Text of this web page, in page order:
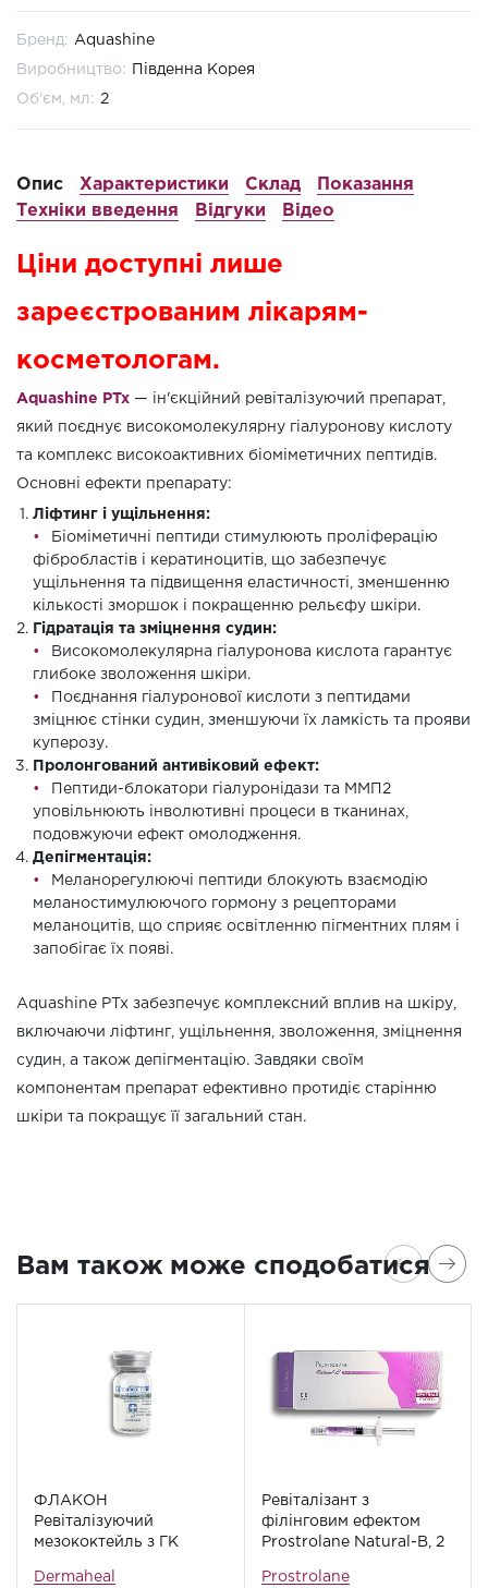
Бренд: Aquashine
Виробництво: Південна Корея
Об'єм, мл: 2
Опис Характеристики Склад
Показання
Техніки введення
Відгуки Відео
Ціни доступні лише
зареєстрованим лікарям-
косметологам.
Aquashine PTx — ін'єкційний ревіталізуючий препарат,
який поєднує високомолекулярну гіалуронову кислоту
та комплекс високоактивних біоміметичних пептидів.
Основні ефекти препарату:
Ліфтинг і ущільнення:
Біоміметичні пептиди стимулюють проліферацію
фібробластів і кератиноцитів, що забезпечує
ущільнення та підвищення еластичності, зменшенню
кількості зморшок і покращенню рельєфу шкіри.
Гідратація та зміцнення судин:
Високомолекулярна гіалуронова кислота гарантує
глибоке зволоження шкіри.
Поєднання гіалуронової кислоти з пептидами
зміцнює стінки судин, зменшуючи їх ламкість та прояви
куперозу.
Пролонгований антивіковий ефект:
Пептиди-блокатори гіалуронідази та ММП2
уповільнюють інволютивні процеси в тканинах,
подовжуючи ефект омолодження.
Депігментація:
Меланорегулюючі пептиди блокують взаємодію
меланостимулюючого гормону з рецепторами
меланоцитів, що сприяє освітленню пігментних плям і
запобігає їх появі.
Aquashine PTx забезпечує комплексний вплив на шкіру,
включаючи ліфтинг, ущільнення, зволоження, зміцнення
судин, а також депігментацію. Завдяки своїм
компонентам препарат ефективно протидіє старінню
шкіри та покращує її загальний стан.
Вам також може сподобатися
ФЛАКОН
Ревіталізуючий
мезококтейль з ГК
Dermaheal
Ревіталізант з
філінговим ефектом
Prostrolane Natural-B, 2
Prostrolane